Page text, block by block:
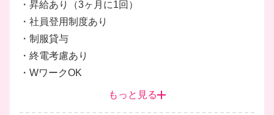
・昇給あり（3ヶ月に1回）
・社員登用制度あり
・制服貸与
・終電考慮あり
・WワークOK
もっと見る